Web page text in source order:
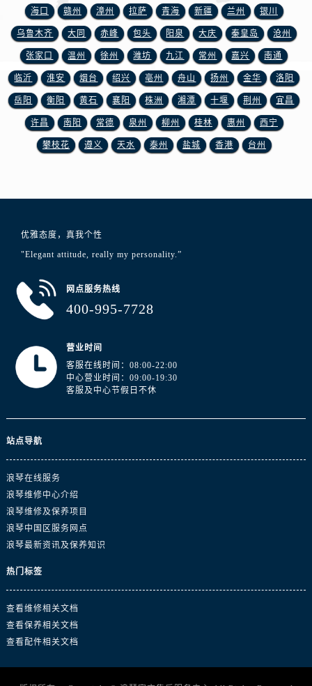
澳门特别行政区花地玛堂区关闸广场浪琴售后服务中心（需提前预约）
澳门特别行政区花王堂区大三巴商圈浪琴售后服务中心（需提前预约）
澳门特别行政区嘉模堂区官也街浪琴售后服务中心（需提前预约）
澳门省路氹城市金光大道浪琴售后服务中心（需提前预约）
澳门特别行政区望德堂区塔石广场浪琴售后服务中心（需提前预约）
福建省福州市鼓楼区五四路128-1号恒力城写字楼15层03室浪琴售后服务中心（需提前预约）
福建省厦门市思明区湖滨东路95号万象城华润大厦B座11层1104室浪琴售后服务中心（需提前预约）
广东省阳江市江城区东风一路浪琴售后服务中心（需提前预约）
广西壮族自治区桂林市秀峰区红岭路浪琴售后服务中心（需提前预约）
海口 赣州 漳州 拉萨 青海 新疆 兰州 银川
乌鲁木齐 大同 赤峰 包头 阳泉 大庆 秦皇岛 沧州
张家口 温州 徐州 潍坊 九江 常州 嘉兴 南通
临沂 淮安 烟台 绍兴 亳州 舟山 扬州 金华 洛阳
岳阳 衡阳 黄石 襄阳 株洲 湘潭 十堰 荆州 宜昌
许昌 南阳 常德 泉州 柳州 桂林 惠州 西宁
攀枝花 遵义 天水 泰州 盐城 香港 台州
优雅态度，真我个性
"Elegant attitude, really my personality.”
网点服务热线
400-995-7728
营业时间
客服在线时间：08:00-22:00
中心营业时间：09:00-19:30
客服及中心节假日不休
站点导航
浪琴在线服务
浪琴维修中心介绍
浪琴维修及保养项目
浪琴中国区服务网点
浪琴最新资讯及保养知识
热门标签
查看维修相关文档
查看保养相关文档
查看配件相关文档